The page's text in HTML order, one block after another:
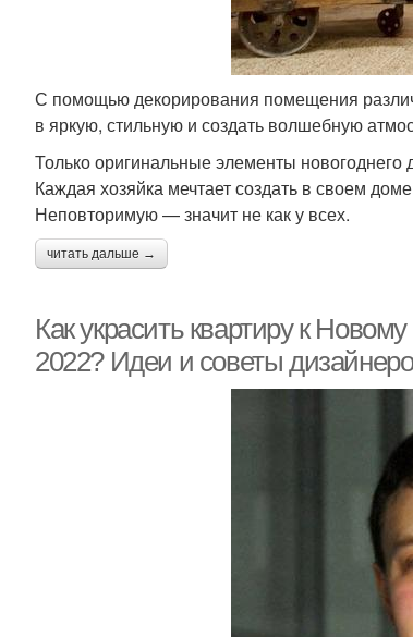
С помощью декорирования помещения
в яркую, стильную и создать волшебную
Только оригинальные элементы новогоднего
Каждая хозяйка мечтает создать в своем
Неповторимую — значит не как у всех.
читать дальше →
Как украсить квартиру к
2022? Идеи и советы